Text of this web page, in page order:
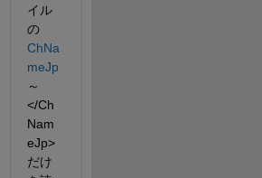
イル
の
ChNa
meJp
～
</Ch
Nam
eJp>
だけ